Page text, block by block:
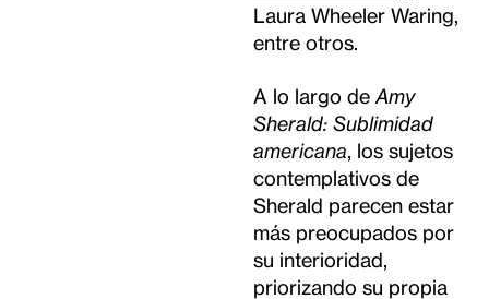
Laura Wheeler Waring,
entre otros.
A lo largo de Amy
Sherald: Sublimidad
americana , los sujetos
contemplativos de
Sherald parecen estar
más preocupados por
su interioridad,
priorizando su propia